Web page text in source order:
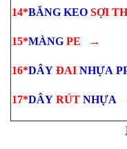
14*BĂNG KEO SỢI
15*MÀNG PE →
16*DÂY ĐAI NHỰA
17*DÂY RÚT NHỰA